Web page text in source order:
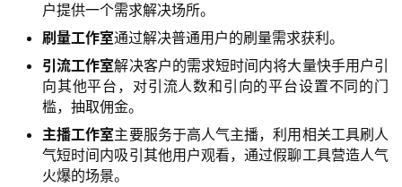
户提供一个需求解决场所。
刷量工作室通过解决普通用户的刷量需求获利。
引流工作室解决客户的需求短时间内将大量快手用户引
向其他平台，对引流人数和引向的平台设置不同的门
槛，抽取佣金。
主播工作室主要服务于高人气主播，利用相关工具刷人
气短时间内吸引其他用户观看，通过假聊工具营造人气
火爆的场景。